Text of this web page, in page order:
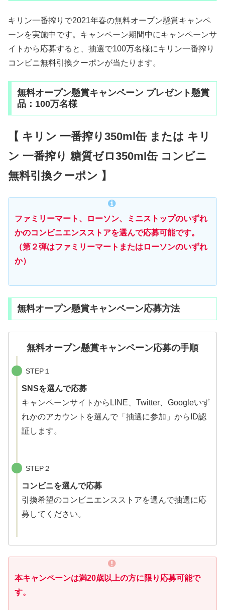
キリン一番搾りで2021年春の無料オープン懸賞キャンペ
ーンを実施中です。キャンペーン期間中にキャンペーンサ
イトから応募すると、抽選で100万名様にキリン一番搾り
コンビニ無料引換クーポンが当たります。
無料オープン懸賞キャンペーン プレゼント懸賞
品：100万名様
【 キリン 一番搾り350ml缶 または キリ
ン 一番搾り 糖質ゼロ350ml缶 コンビニ
無料引換クーポン 】
ファミリーマート、ローソン、ミニストップのいずれ
かのコンビニエンスストアを選んで応募可能です。
（第２弾はファミリーマートまたはローソンのいずれ
か）
無料オープン懸賞キャンペーン応募方法
無料オープン懸賞キャンペーン応募の手順
STEP１
SNSを選んで応募
キャンペーンサイトからLINE、Twitter、Googleいず
れかのアカウントを選んで「抽選に参加」からID認
証します。
STEP２
コンビニを選んで応募
引換希望のコンビニエンスストアを選んで抽選に応
募してください。
本キャンペーンは満20歳以上の方に限り応募可能で
す。